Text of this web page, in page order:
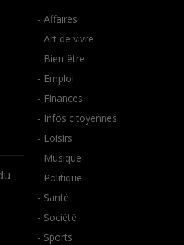
- Affaires
- Art de vivre
- Bien-être
- Emploi
- Finances
- Infos citoyennes
- Loisirs
- Musique
- Politique
- Santé
- Société
- Sports